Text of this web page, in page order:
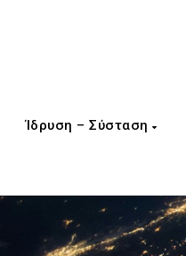
Ίδρυση – Σύσταση